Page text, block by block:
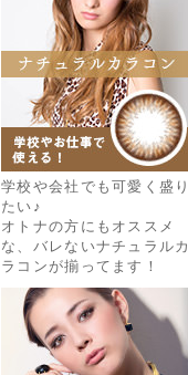
学校や会社でも可愛く盛り
たい♪
オトナの方にもオススメ
な、バレないナチュラルカ
ラコンが揃ってます！